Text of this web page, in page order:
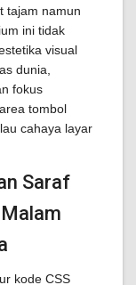
tajam namun
ini tidak
visual
dunia,
fokus
tombol
cahaya layar
Saraf
kode CSS